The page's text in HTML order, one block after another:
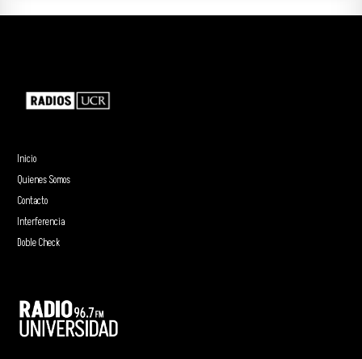
Inicio
Quienes Somos
Contacto
Interferencia
Doble Check